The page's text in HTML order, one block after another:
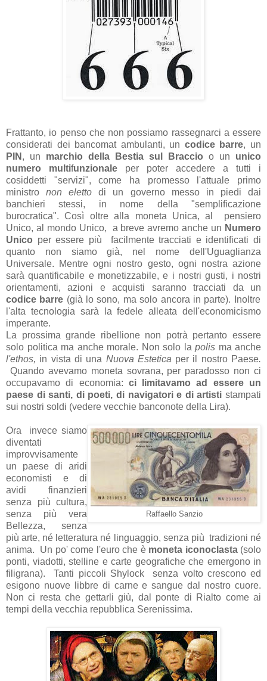
Frattanto, io penso che non possiamo rassegnarci a essere
considerati dei bancomat ambulanti, un codice barre, un
PIN , un marchio della Bestia sul Braccio o un unico
numero multifunzionale per poter accedere a tutti i
cosiddetti "servizi", come ha promesso l'attuale primo
ministro non eletto di un governo messo in piedi dai
banchieri stessi, in nome della "semplificazione
burocratica". Così oltre alla moneta Unica, al pensiero
Unico, al mondo Unico, a breve avremo anche un Numero
Unico per essere più facilmente tracciati e identificati di
quanto non siamo già, nel nome dell'Uguaglianza
Universale. Mentre ogni nostro gesto, ogni nostra azione
sarà quantificabile e monetizzabile, e i nostri gusti, i nostri
orientamenti, azioni e acquisti saranno tracciati da un
codice barre (già lo sono, ma solo ancora in parte). Inoltre
l'alta tecnologia sarà la fedele alleata dell'economicismo
imperante.
La prossima grande ribellione non potrà pertanto essere
solo politica ma anche morale. Non solo la polis ma anche
l'ethos, in vista di una Nuova Estetica per il nostro Paese.
Quando avevamo moneta sovrana, per paradosso non ci
occupavamo di economia: ci limitavamo ad essere un
paese di santi, di poeti, di navigatori e di artisti stampati
sui nostri soldi (vedere vecchie banconote della Lira).
Raffaello Sanzio
Ora invece siamo
diventati
improvvisamente
un paese di aridi
economisti e di
avidi finanzieri
senza più cultura,
senza più vera
Bellezza, senza
più arte, né letteratura né linguaggio, senza più tradizioni né
anima. Un po' come l'euro che è moneta iconoclasta(solo
ponti, viadotti, stelline e carte geografiche che emergono in
filigrana). Tanti piccoli Shylock senza volto crescono ed
esigono nuove libbre di carne e sangue dal nostro cuore.
Non ci resta che gettarli giù, dal ponte di Rialto come ai
tempi della vecchia repubblica Serenissima.